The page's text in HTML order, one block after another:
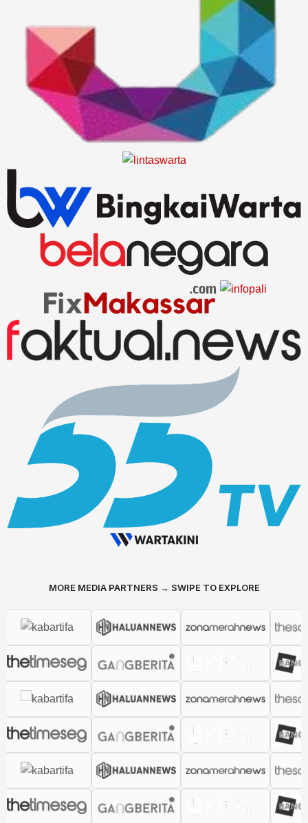
MORE MEDIA PARTNERS → SWIPE TO EXPLORE